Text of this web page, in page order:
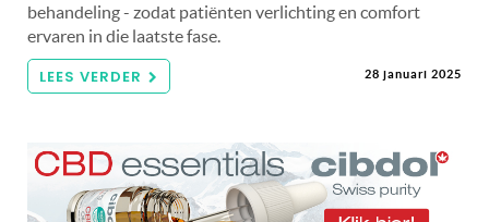
behandeling - zodat patiënten verlichting en comfort
ervaren in die laatste fase.
LEES VERDER 28 januari 2025